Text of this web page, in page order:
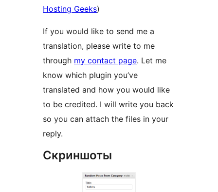
Hosting Geeks)
If you would like to send me a
translation, please write to me
through my contact page. Let me
know which plugin you’ve
translated and how you would like
to be credited. I will write you back
so you can attach the files in your
reply.
Скриншоты